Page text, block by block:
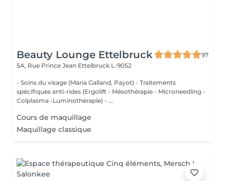
Beauty Lounge Ettelbruck
97
5A, Rue Prince Jean Ettelbruck L-9052
- Soins du visage (Maria Galland, Payot) - Traitements
spécifiques anti-rides (Ergolift - Mésothérapie - Microneedling -
Colplasma -Luminothérapie) - ...
Cours de maquillage
Maquillage classique